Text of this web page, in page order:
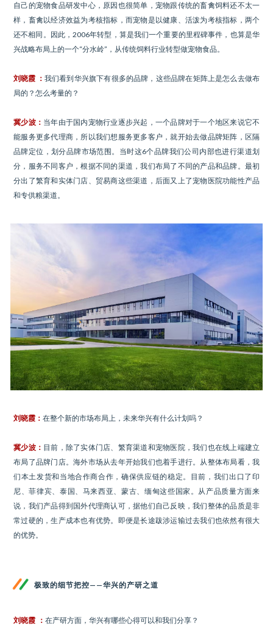
自己的宠物食品研发中心，原因也很简单，宠物跟传统的畜禽饲料还不太一
样，畜禽以经济效益为考核指标，而宠物是以健康、活泼为考核指标，两个
还不相同。因此，2006年转型，算是我们一个重要的里程碑事件，也算是华
兴战略布局上的一个“分水岭”，从传统饲料行业转型做宠物食品。
刘晓霞 ： 我们看到华兴旗下有很多的品牌，这些品牌在矩阵上是怎么去做布
局的？怎么考量的？
冀少波： 当年由于国内宠物行业逐步兴起，一个品牌对于一个地区来说它不
能服务更多代理商，所以我们想服务更多客户，就开始去做品牌矩阵，区隔
品牌定位，划分品牌市场范围。当时这6个品牌我们公司内部也进行渠道划
分，服务不同客户，根据不同的渠道，我们布局了不同的产品和品牌。最初
分出了繁育和实体门店、贸易商这些渠道，后面又上了宠物医院功能性产品
和专供粮渠道。
刘晓霞： 在整个新的市场布局上，未来华兴有什么计划吗？
冀少波： 目前，除了实体门店、繁育渠道和宠物医院，我们也在线上端建立
布局了品牌门店。海外市场从去年开始我们也着手进行。从整体布局看，我
们本土发货和当地合作商合作，确保供应链的稳定。目前，我们出口了印
尼、菲律宾、泰国、马来西亚、蒙古、缅甸这些国家。从产品质量方面来
说，我们产品得到国外代理商认可，据他们自己反映，我们整体的品质是非
常过硬的，生产成本也有优势。即便是长途跋涉运输过去我们也依然有很大
的优势。
极致的细节把控——华兴的产研之道
刘晓霞 ： 在产研方面，华兴有哪些心得可以和我们分享？